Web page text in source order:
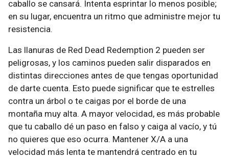
caballo se cansará. Intenta esprintar lo menos posible;
en su lugar, encuentra un ritmo que administre mejor tu
resistencia.
Las llanuras de Red Dead Redemption 2 pueden ser
peligrosas, y los caminos pueden salir disparados en
distintas direcciones antes de que tengas oportunidad
de darte cuenta. Esto puede significar que te estrelles
contra un árbol o te caigas por el borde de una
montaña muy alta. A mayor velocidad, es más probable
que tu caballo dé un paso en falso y caiga al vacío, y tú
no quieres que eso ocurra. Mantener X/A a una
velocidad más lenta te mantendrá centrado en tu